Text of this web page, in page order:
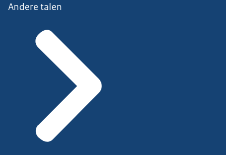
Andere talen